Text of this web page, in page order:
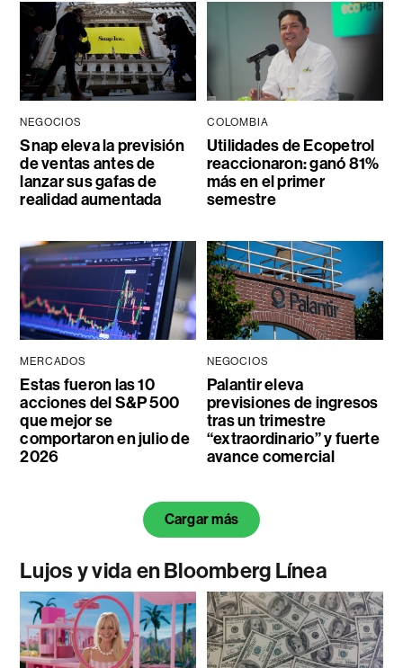
NEGOCIOS
Snap eleva la previsión
de ventas antes de
lanzar sus gafas de
realidad aumentada
COLOMBIA
Utilidades de Ecopetrol
reaccionaron: ganó 81%
más en el primer
semestre
MERCADOS
Estas fueron las 10
acciones del S&P 500
que mejor se
comportaron en julio de
2026
NEGOCIOS
Palantir eleva
previsiones de ingresos
tras un trimestre
“extraordinario” y fuerte
avance comercial
Cargar más
Lujos y vida en Bloomberg Línea